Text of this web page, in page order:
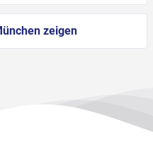
zeigen